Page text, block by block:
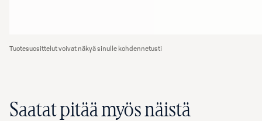
Tuotesuosittelut voivat näkyä sinulle kohdennetusti
Saatat pitää myös näistä